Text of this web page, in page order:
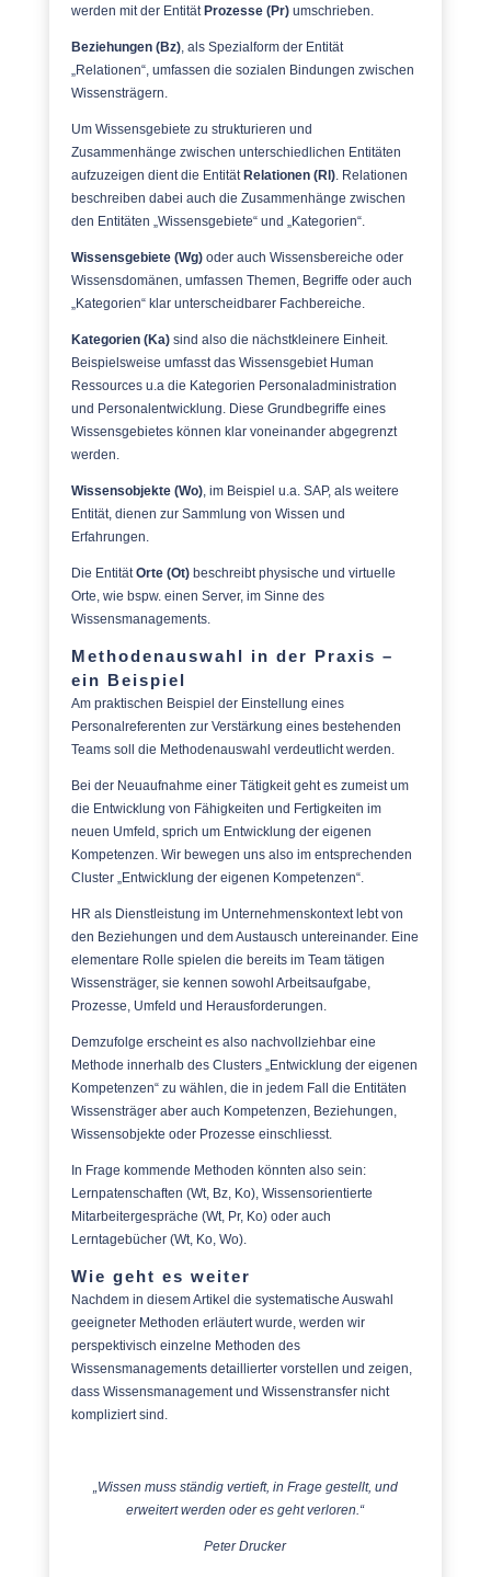
werden mit der Entität Prozesse (Pr)umschrieben.
Beziehungen (Bz), als Spezialform der Entität
„Relationen“, umfassen die sozialen Bindungen zwischen
Wissensträgern.
Um Wissensgebiete zu strukturieren und
Zusammenhänge zwischen unterschiedlichen Entitäten
aufzuzeigen dient die Entität Relationen (Rl). Relationen
beschreiben dabei auch die Zusammenhänge zwischen
den Entitäten „Wissensgebiete“ und „Kategorien“.
Wissensgebiete (Wg)oder auch Wissensbereiche oder
Wissensdomänen, umfassen Themen, Begriffe oder auch
„Kategorien“ klar unterscheidbarer Fachbereiche.
Kategorien (Ka)sind also die nächstkleinere Einheit.
Beispielsweise umfasst das Wissensgebiet Human
Ressources u.a die Kategorien Personaladministration
und Personalentwicklung. Diese Grundbegriffe eines
Wissensgebietes können klar voneinander abgegrenzt
werden.
Wissensobjekte (Wo), im Beispiel u.a. SAP, als weitere
Entität, dienen zur Sammlung von Wissen und
Erfahrungen.
Die EntitätOrte (Ot)beschreibt physische und virtuelle
Orte, wie bspw. einen Server, im Sinne des
Wissensmanagements.
Methodenauswahl in der Praxis –
ein Beispiel
Am praktischen Beispiel der Einstellung eines
Personalreferenten zur Verstärkung eines bestehenden
Teams soll die Methodenauswahl verdeutlicht werden.
Bei der Neuaufnahme einer Tätigkeit geht es zumeist um
die Entwicklung von Fähigkeiten und Fertigkeiten im
neuen Umfeld, sprich um Entwicklung der eigenen
Kompetenzen. Wir bewegen uns also im entsprechenden
Cluster „Entwicklung der eigenen Kompetenzen“.
HR als Dienstleistung im Unternehmenskontext lebt von
den Beziehungen und dem Austausch untereinander. Eine
elementare Rolle spielen die bereits im Team tätigen
Wissensträger, sie kennen sowohl Arbeitsaufgabe,
Prozesse, Umfeld und Herausforderungen.
Demzufolge erscheint es also nachvollziehbar eine
Methode innerhalb des Clusters „Entwicklung der eigenen
Kompetenzen“ zu wählen, die in jedem Fall die Entitäten
Wissensträger aber auch Kompetenzen, Beziehungen,
Wissensobjekte oder Prozesse einschliesst.
In Frage kommende Methoden könnten also sein:
Lernpatenschaften (Wt, Bz, Ko), Wissensorientierte
Mitarbeitergespräche (Wt, Pr, Ko) oder auch
Lerntagebücher (Wt, Ko, Wo).
Wie geht es weiter
Nachdem in diesem Artikel die systematische Auswahl
geeigneter Methoden erläutert wurde, werden wir
perspektivisch einzelne Methoden des
Wissensmanagements detaillierter vorstellen und zeigen,
dass Wissensmanagement und Wissenstransfer nicht
kompliziert sind.
„Wissen muss ständig vertieft, in Frage gestellt, und
erweitert werden oder es geht verloren.“
Peter Drucker